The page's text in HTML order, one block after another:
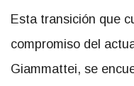
Esta transición que
compromiso del
Giammattei, se